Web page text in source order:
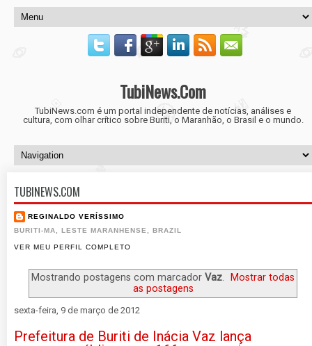
TubiNews.Com
TubiNews.com é um portal independente de notícias, análises e
cultura, com olhar crítico sobre Buriti, o Maranhão, o Brasil e o mundo.
TUBINEWS.COM
REGINALDO VERÍSSIMO
BURITI-MA, LESTE MARANHENSE, BRAZIL
VER MEU PERFIL COMPLETO
Mostrando postagens com marcador Vaz.
Mostrar todas
as postagens
sexta-feira, 9 de março de 2012
Prefeitura de Buriti de Inácia Vaz lança